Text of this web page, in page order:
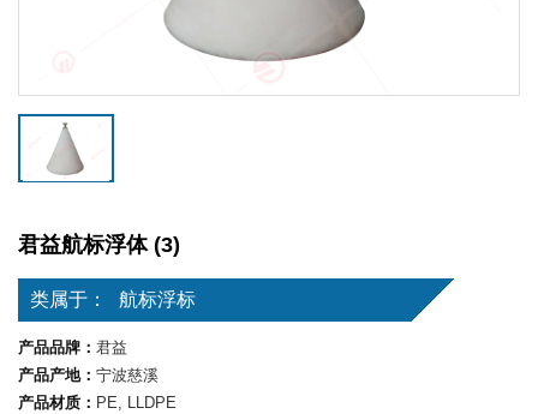
君益航标浮体 (3)
类属于： 航标浮标
产品品牌： 君益
产品产地： 宁波慈溪
产品材质： PE, LLDPE